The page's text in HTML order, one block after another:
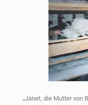
„Janet, die Mutter von